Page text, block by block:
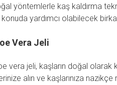
yöntemlerle kaş kaldırma
konuda yardımcı olabilecek
Vera Jeli
vera jeli, kaşların doğal olarak
alın ve kaşlarınıza